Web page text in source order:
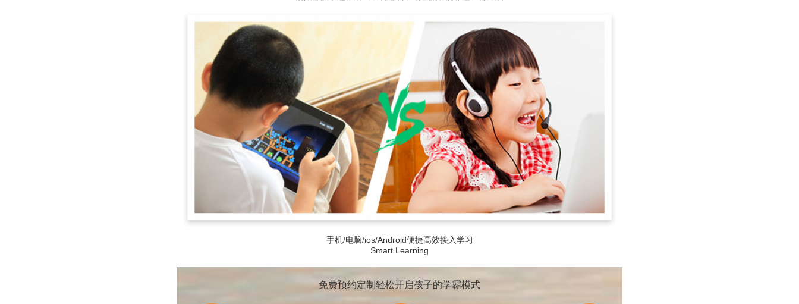
手机/电脑/ios/Android便捷高效接入学习
Smart Learning
免费预约定制轻松开启孩子的学霸模式